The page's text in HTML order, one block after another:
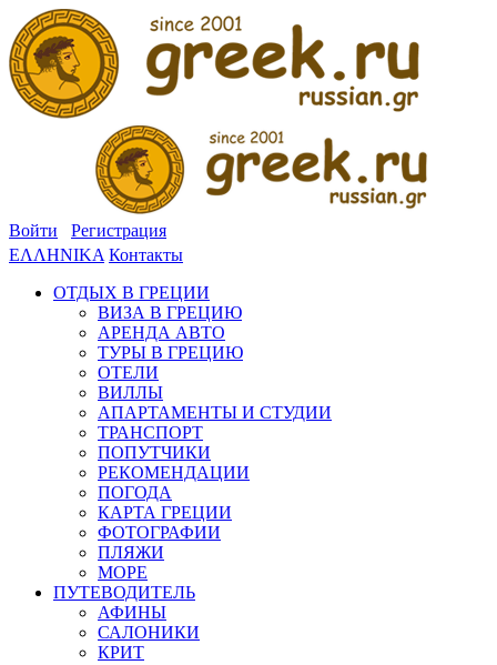
Войти
Регистрация
ΕΛΛΗΝΙΚΑ Контакты
ОТДЫХ В ГРЕЦИИ
ВИЗА В ГРЕЦИЮ
АРЕНДА АВТО
ТУРЫ В ГРЕЦИЮ
ОТЕЛИ
ВИЛЛЫ
АПАРТАМЕНТЫ И СТУДИИ
ТРАНСПОРТ
ПОПУТЧИКИ
РЕКОМЕНДАЦИИ
ПОГОДА
КАРТА ГРЕЦИИ
ФОТОГРАФИИ
ПЛЯЖИ
МОРЕ
ПУТЕВОДИТЕЛЬ
АФИНЫ
САЛОНИКИ
КРИТ